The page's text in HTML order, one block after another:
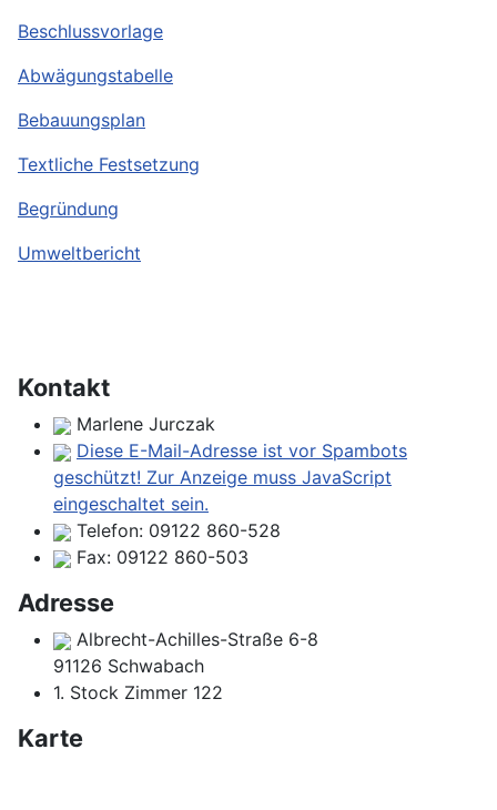
Beschlussvorlage
Abwägungstabelle
Bebauungsplan
Textliche Festsetzung
Begründung
Umweltbericht
Kontakt
Marlene Jurczak
Diese E-Mail-Adresse ist vor Spambots
geschützt! Zur Anzeige muss JavaScript
eingeschaltet sein.
Telefon: 09122 860-528
Fax: 09122 860-503
Adresse
Albrecht-Achilles-Straße 6-8
91126 Schwabach
1. Stock Zimmer 122
Karte